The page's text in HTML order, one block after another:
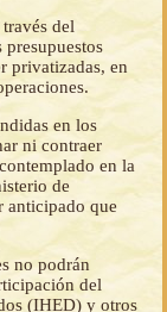
del
privatizadas, en
en los
ni contraer
en la
de
anticipado que
no podrán
del
(IHED) y otros